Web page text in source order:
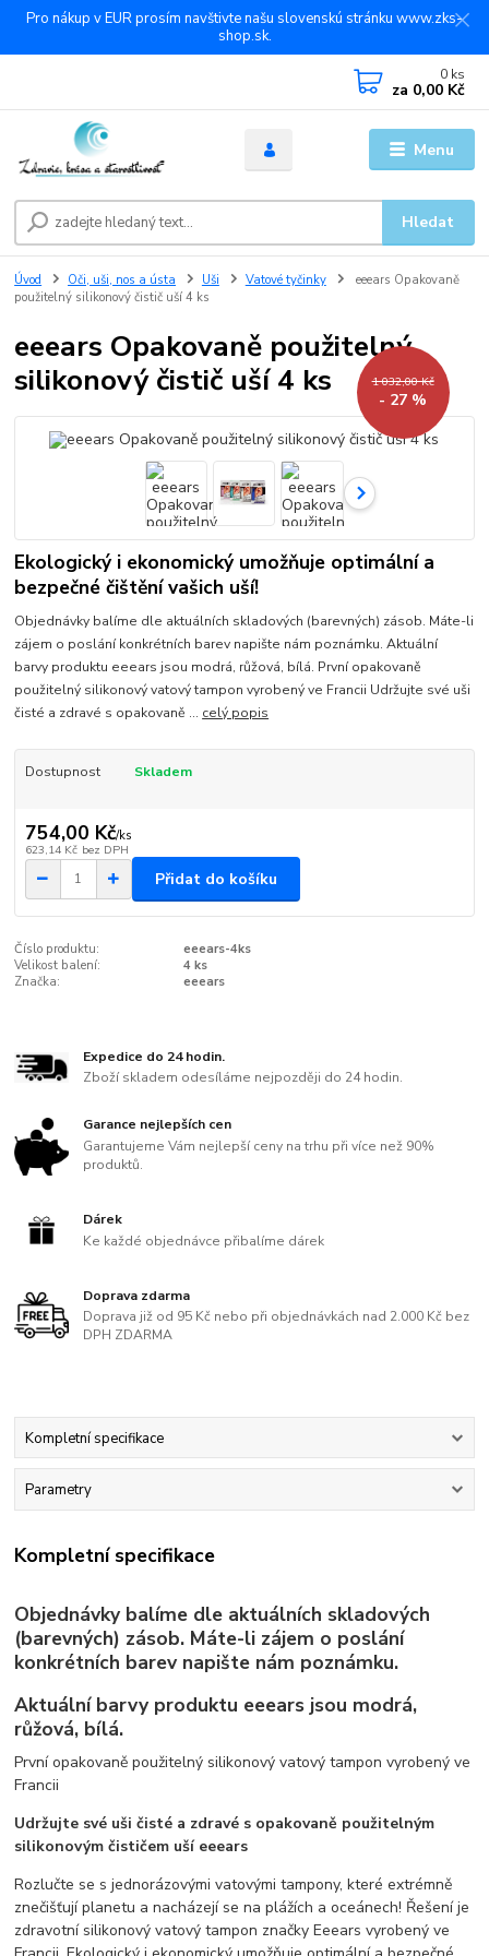
Pro nákup v EUR prosím navštivte našu slovenskú stránku www.zks-
shop.sk.
Menu
Hledat
0 ks
za 0,00 Kč
Úvod Oči, uši, nos a ústa Uši Vatové tyčinky
eeears Opakovaně
použitelný silikonový čistič uší 4 ks
eeears Opakovaně použitelný
silikonový čistič uší 4 ks
1 032,00 Kč
- 27 %
Ekologický i ekonomický umožňuje optimální a
bezpečné čištění vašich uší!
Objednávky balíme dle aktuálních skladových (barevných) zásob. Máte-li
zájem o poslání konkrétních barev napište nám poznámku. Aktuální
barvy produktu eeears jsou modrá, růžová, bílá. První opakovaně
použitelný silikonový vatový tampon vyrobený ve Francii Udržujte své uši
čisté a zdravé s opakovaně ... celý popis
Dostupnost Skladem
754,00 Kč/ks
623,14 Kč bez DPH
Přidat do košíku
Číslo produktu:
eeears-4ks
Velikost balení:
4 ks
Značka:
eeears
Expedice do 24 hodin.
Zboží skladem odesíláme nejpozději do 24 hodin.
Garance nejlepších cen
Garantujeme Vám nejlepší ceny na trhu při více než 90%
produktů.
Dárek
Ke každé objednávce přibalíme dárek
Doprava zdarma
Doprava již od 95 Kč nebo při objednávkách nad 2.000 Kč bez
DPH ZDARMA
Kompletní specifikace
Parametry
Kompletní specifikace
Objednávky balíme dle aktuálních skladových
(barevných) zásob. Máte-li zájem o poslání
konkrétních barev napište nám poznámku.
Aktuální barvy produktu eeears jsou modrá,
růžová, bílá.
První opakovaně použitelný silikonový vatový tampon vyrobený ve
Francii
Udržujte své uši čisté a zdravé s opakovaně použitelným
silikonovým čističem uší eeears
Rozlučte se s jednorázovými vatovými tampony, které extrémně
znečišťují planetu a nacházejí se na plážích a oceánech! Řešení je
zdravotní silikonový vatový tampon značky Eeears vyrobený ve